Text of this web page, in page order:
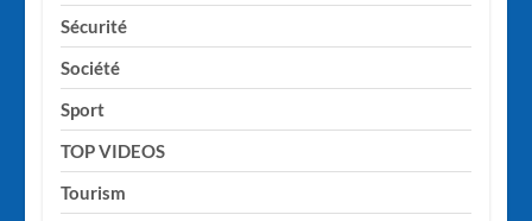
Sécurité
Société
Sport
TOP VIDEOS
Tourism